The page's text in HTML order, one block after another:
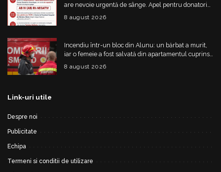
are nevoie urgentă de sânge. Apel pentru donatori
cu grupa AB IV negativ
8 august 2026
Incendiu într-un bloc din Alunu: un bărbat a murit,
iar o femeie a fost salvată din apartamentul cuprins
de flăcări
8 august 2026
Link-uri utile
Despre noi
Publicitate
Echipa
Termeni si conditii de utilizare